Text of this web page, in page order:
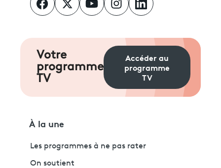
Votre
programme
TV
Accéder au
programme
TV
À la une
Les programmes à ne pas rater
On soutient